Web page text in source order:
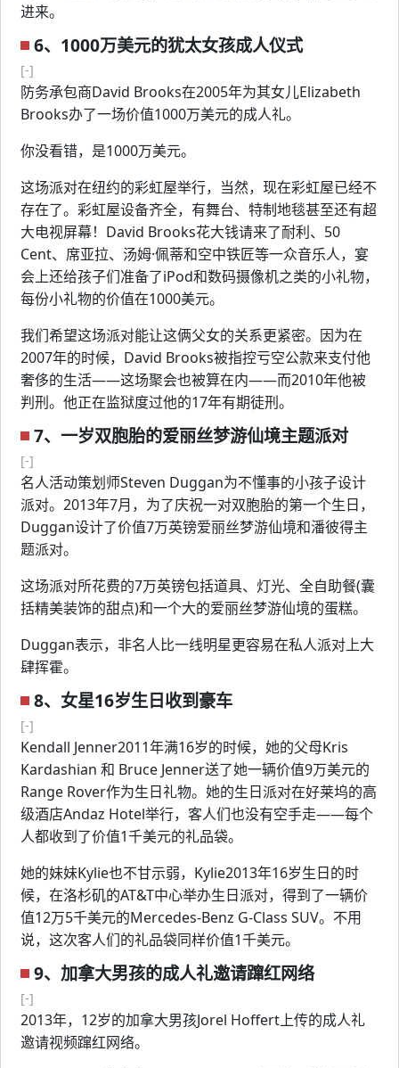
进来。
6、1000万美元的犹太女孩成人仪式
[-]
防务承包商David Brooks在2005年为其女儿Elizabeth
Brooks办了一场价值1000万美元的成人礼。
你没看错，是1000万美元。
这场派对在纽约的彩虹屋举行，当然，现在彩虹屋已经不
存在了。彩虹屋设备齐全，有舞台、特制地毯甚至还有超
大电视屏幕！David Brooks花大钱请来了耐利、50
Cent、席亚拉、汤姆·佩蒂和空中铁匠等一众音乐人，宴
会上还给孩子们准备了iPod和数码摄像机之类的小礼物，
每份小礼物的价值在1000美元。
我们希望这场派对能让这俩父女的关系更紧密。因为在
2007年的时候，David Brooks被指控亏空公款来支付他
奢侈的生活——这场聚会也被算在内——而2010年他被
判刑。他正在监狱度过他的17年有期徒刑。
7、一岁双胞胎的爱丽丝梦游仙境主题派对
[-]
名人活动策划师Steven Duggan为不懂事的小孩子设计
派对。2013年7月，为了庆祝一对双胞胎的第一个生日，
Duggan设计了价值7万英镑爱丽丝梦游仙境和潘彼得主
题派对。
这场派对所花费的7万英镑包括道具、灯光、全自助餐(囊
括精美装饰的甜点)和一个大的爱丽丝梦游仙境的蛋糕。
Duggan表示，非名人比一线明星更容易在私人派对上大
肆挥霍。
8、女星16岁生日收到豪车
[-]
Kendall Jenner2011年满16岁的时候，她的父母Kris
Kardashian 和 Bruce Jenner送了她一辆价值9万美元的
Range Rover作为生日礼物。她的生日派对在好莱坞的高
级酒店Andaz Hotel举行，客人们也没有空手走——每个
人都收到了价值1千美元的礼品袋。
她的妹妹Kylie也不甘示弱，Kylie2013年16岁生日的时
候，在洛杉矶的AT&T中心举办生日派对，得到了一辆价
值12万5千美元的Mercedes-Benz G-Class SUV。不用
说，这次客人们的礼品袋同样价值1千美元。
9、加拿大男孩的成人礼邀请蹿红网络
[-]
2013年，12岁的加拿大男孩Jorel Hoffert上传的成人礼
邀请视频蹿红网络。